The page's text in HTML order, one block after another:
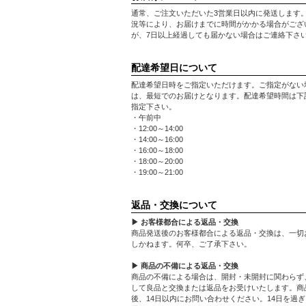
通常、ご注文いただいた3営業日以内に発送します
況等により、お届けまでに時間がかかる場合がござ
が、7日以上経過しても届かない場合はご連絡下さい
配達希望日について
配達希望日時をご指定いただけます。ご指定がない
は、最短でのお届けとなります。配達希望時間は下
指定下さい。
・午前中
・12:00～14:00
・14:00～16:00
・16:00～18:00
・18:00～20:00
・19:00～21:00
返品・交換について
▶ お客様都合による返品・交換
商品発送後のお客様都合による返品・交換は、一切
しかねます。何卒、ご了承下さい。
▶ 商品の不備による返品・交換
商品の不備による場合は、開封・未開封に関わらず
して良品と交換または返品をお受けいたします。商
後、14日以内にお問い合わせください。14日を過ぎ